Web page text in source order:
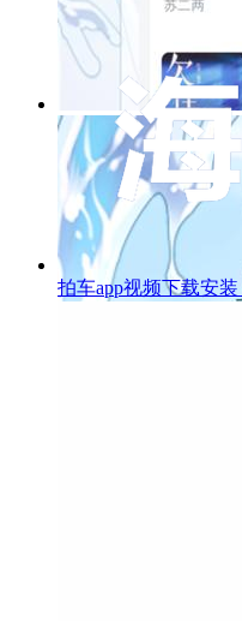
拍车app视频下载安装